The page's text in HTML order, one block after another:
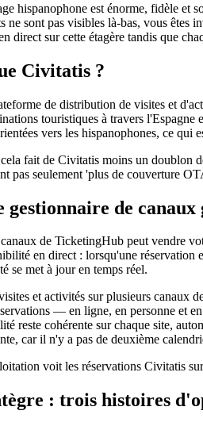
hispanophone est énorme, fidèle et
sont pas visibles là-bas, vous êtes
direct sur cette étagère tandis que
Civitatis ?
de distribution de visites et
touristiques à travers
vers les hispanophones, ce qui
fait de Civitatis moins un doublon
pas seulement 'plus de couverture
gestionnaire de
de TicketingHub peut vendre
en direct : lorsqu'une réservation
se met à jour en temps réel.
et activités sur plusieurs canaux
— en ligne, en personne et
reste cohérente sur chaque site,
car il n'y a pas de deuxième
voit les réservations Civitatis
: trois histoires